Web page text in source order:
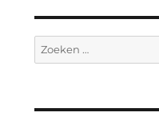
Zoeken
naar: